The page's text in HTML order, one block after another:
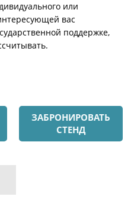
или
вас
поддержке,
ЗАБРОНИРОВАТЬ
СТЕНД